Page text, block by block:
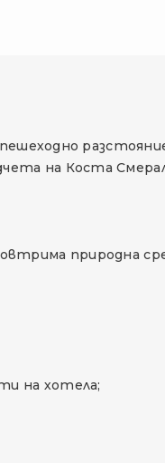
на Коста
природна
на хотела;